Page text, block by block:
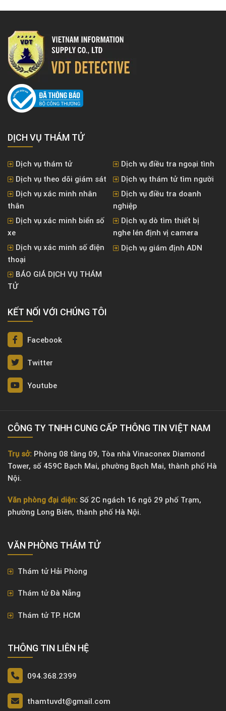
DỊCH VỤ THÁM TỬ
Dịch vụ thám tử
Dịch vụ điều tra ngoại tình
Dịch vụ theo dõi giám sát
Dịch vụ thám tử tìm người
Dịch vụ xác minh nhân
thân
Dịch vụ điều tra doanh
nghiệp
Dịch vụ xác minh biển số
xe
Dịch vụ dò tìm thiết bị
nghe lén định vị camera
Dịch vụ xác minh số điện
thoại
Dịch vụ giám định ADN
BÁO GIÁ DỊCH VỤ THÁM
TỬ
KẾT NỐI VỚI CHÚNG TÔI
Facebook
Twitter
Youtube
CÔNG TY TNHH CUNG CẤP THÔNG TIN VIỆT NAM
Trụ sở: Phòng 08 tầng 09, Tòa nhà Vinaconex Diamond
Tower, số 459C Bạch Mai, phường Bạch Mai, thành phố Hà
Nội.
Văn phòng đại diện: Số 2C ngách 16 ngõ 29 phố Trạm,
phường Long Biên, thành phố Hà Nội.
VĂN PHÒNG ​THÁM TỬ
Thám tử Hải Phòng
Thám tử Đà Nẵng
Thám tử TP. HCM
THÔNG TIN LIÊN HỆ
094.368.2399
thamtuvdt@gmail.com